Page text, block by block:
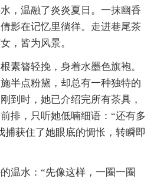
，温融了炎炎夏日。一抹幽香
影在记忆里徜徉。走进巷尾茶
，皆为风景。
素簪轻挽，身着水墨色旗袍。
半点粉黛，却总有一种独特的
到时，她已介绍完所有茶具，
排，只听她低喃细语：“还有多
获住了她眼底的惆怅，转瞬即
温水：“先像这样，一圈一圈